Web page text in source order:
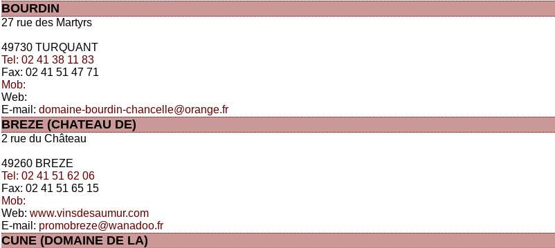
BOURDIN
27 rue des Martyrs
49730 TURQUANT
Tel: 02 41 38 11 83
Fax: 02 41 51 47 71
Mob:
Web:
E-mail: domaine-bourdin-chancelle@orange.fr
BREZE (CHATEAU DE)
2 rue du Château
49260 BREZE
Tel: 02 41 51 62 06
Fax: 02 41 51 65 15
Mob:
Web: www.vinsdesaumur.com
E-mail: promobreze@wanadoo.fr
CUNE (DOMAINE DE LA)